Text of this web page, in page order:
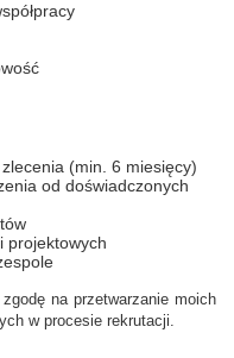
(min. 6 miesięcy)
od doświadczonych
projektowych
na przetwarzanie moich
w procesie rekrutacji.